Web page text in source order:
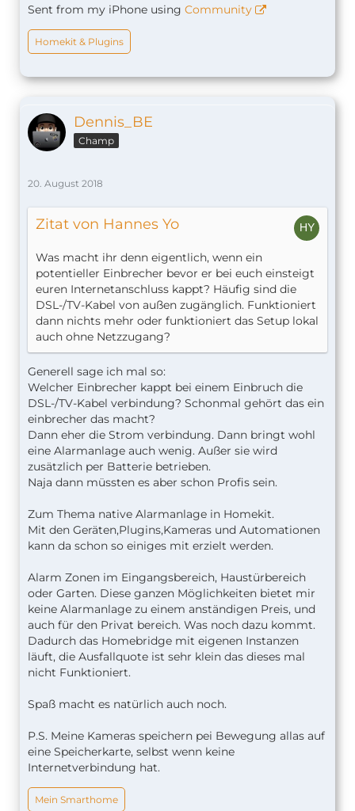
Sent from my iPhone using Community
Homekit & Plugins
Dennis_BE
Champ
20. August 2018
Zitat von Hannes Yo
Was macht ihr denn eigentlich, wenn ein
potentieller Einbrecher bevor er bei euch einsteigt
euren Internetanschluss kappt? Häufig sind die
DSL-/TV-Kabel von außen zugänglich. Funktioniert
dann nichts mehr oder funktioniert das Setup lokal
auch ohne Netzzugang?
Generell sage ich mal so:
Welcher Einbrecher kappt bei einem Einbruch die
DSL-/TV-Kabel verbindung? Schonmal gehört das ein
einbrecher das macht?
Dann eher die Strom verbindung. Dann bringt wohl
eine Alarmanlage auch wenig. Außer sie wird
zusätzlich per Batterie betrieben.
Naja dann müssten es aber schon Profis sein.
Zum Thema native Alarmanlage in Homekit.
Mit den Geräten,Plugins,Kameras und Automationen
kann da schon so einiges mit erzielt werden.
Alarm Zonen im Eingangsbereich, Haustürbereich
oder Garten. Diese ganzen Möglichkeiten bietet mir
keine Alarmanlage zu einem anständigen Preis, und
auch für den Privat bereich. Was noch dazu kommt.
Dadurch das Homebridge mit eigenen Instanzen
läuft, die Ausfallquote ist sehr klein das dieses mal
nicht Funktioniert.
Spaß macht es natürlich auch noch.
P.S. Meine Kameras speichern pei Bewegung allas auf
eine Speicherkarte, selbst wenn keine
Internetverbindung hat.
Mein Smarthome